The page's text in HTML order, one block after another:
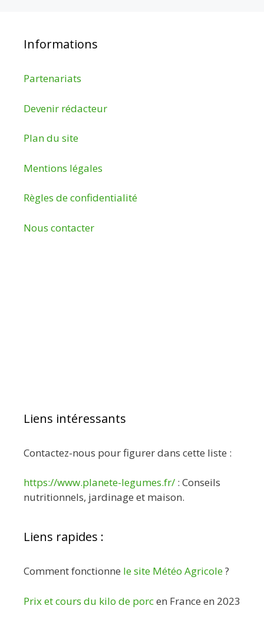
Informations
Partenariats
Devenir rédacteur
Plan du site
Mentions légales
Règles de confidentialité
Nous contacter
Liens intéressants
Contactez-nous pour figurer dans cette liste :
https://www.planete-legumes.fr/ : Conseils
nutritionnels, jardinage et maison.
Liens rapides :
Comment fonctionne le site Météo Agricole?
Prix et cours du kilo de porcen France en 2023